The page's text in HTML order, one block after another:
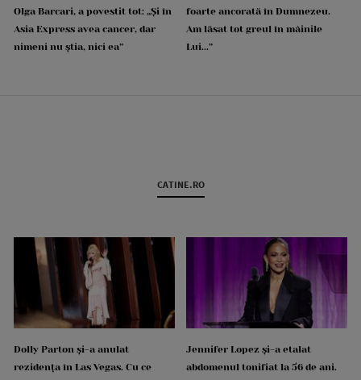
Olga Barcari, a povestit tot: „Și în
Asia Express avea cancer, dar
nimeni nu știa, nici ea”
foarte ancorată în Dumnezeu.
Am lăsat tot greul în mâinile
Lui...”
CATINE.RO
Dolly Parton și-a anulat
rezidența în Las Vegas. Cu ce
Jennifer Lopez și-a etalat
abdomenul tonifiat la 56 de ani.